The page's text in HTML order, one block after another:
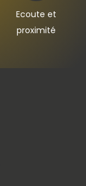
Ecoute et
proximité